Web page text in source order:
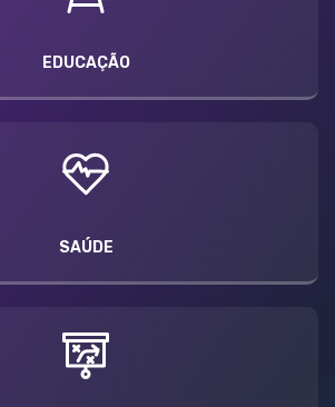
EDUCAÇÃO
SAÚDE